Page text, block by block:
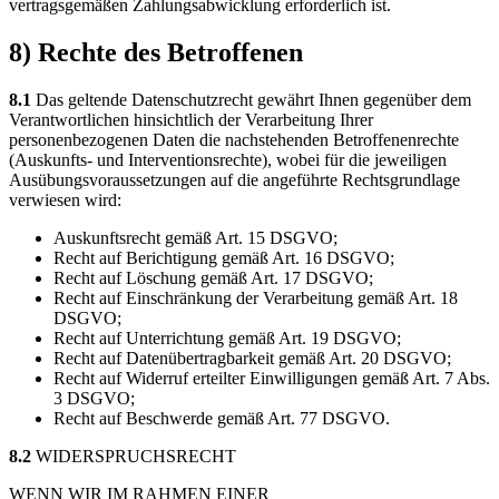
vertragsgemäßen Zahlungsabwicklung erforderlich ist.
8) Rechte des Betroffenen
8.1 Das geltende Datenschutzrecht gewährt Ihnen gegenüber dem
Verantwortlichen hinsichtlich der Verarbeitung Ihrer
personenbezogenen Daten die nachstehenden Betroffenenrechte
(Auskunfts- und Interventionsrechte), wobei für die jeweiligen
Ausübungsvoraussetzungen auf die angeführte Rechtsgrundlage
verwiesen wird:
Auskunftsrecht gemäß Art. 15 DSGVO;
Recht auf Berichtigung gemäß Art. 16 DSGVO;
Recht auf Löschung gemäß Art. 17 DSGVO;
Recht auf Einschränkung der Verarbeitung gemäß Art. 18
DSGVO;
Recht auf Unterrichtung gemäß Art. 19 DSGVO;
Recht auf Datenübertragbarkeit gemäß Art. 20 DSGVO;
Recht auf Widerruf erteilter Einwilligungen gemäß Art. 7 Abs.
3 DSGVO;
Recht auf Beschwerde gemäß Art. 77 DSGVO.
8.2 WIDERSPRUCHSRECHT
WENN WIR IM RAHMEN EINER